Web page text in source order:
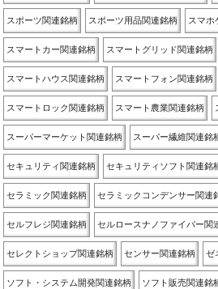
スポーツ関連銘柄 スポーツ用品関連銘柄 スマホ
スマートカー関連銘柄 スマートグリッド関連銘柄
スマートハウス関連銘柄 スマートフォン関連銘柄
スマートロック関連銘柄 スマート農業関連銘柄
スーパーマーケット関連銘柄 スーパー繊維関連銘
セキュリティ関連銘柄 セキュリティソフト関連銘
セラミック関連銘柄 セラミックコンデンサー関連
セルフレジ関連銘柄 セルロースナノファイバー関
セレクトショップ関連銘柄 センサー関連銘柄 ゼ
ソフト・システム開発関連銘柄 ソフト販売関連銘